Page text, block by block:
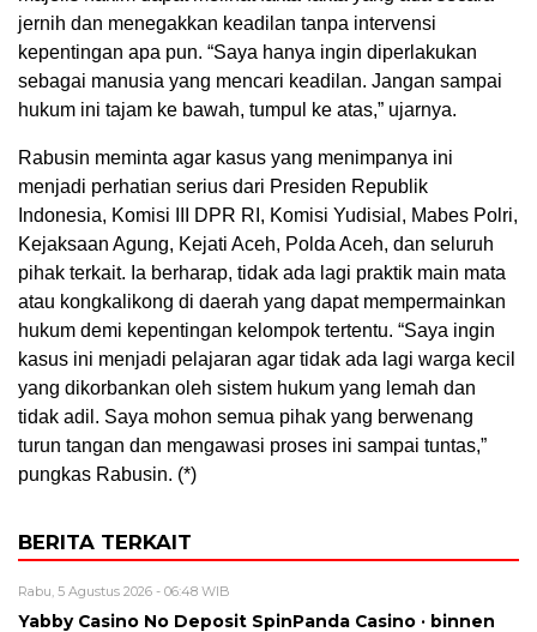
jernih dan menegakkan keadilan tanpa intervensi
kepentingan apa pun. “Saya hanya ingin diperlakukan
sebagai manusia yang mencari keadilan. Jangan sampai
hukum ini tajam ke bawah, tumpul ke atas,” ujarnya.
Rabusin meminta agar kasus yang menimpanya ini
menjadi perhatian serius dari Presiden Republik
Indonesia, Komisi III DPR RI, Komisi Yudisial, Mabes Polri,
Kejaksaan Agung, Kejati Aceh, Polda Aceh, dan seluruh
pihak terkait. Ia berharap, tidak ada lagi praktik main mata
atau kongkalikong di daerah yang dapat mempermainkan
hukum demi kepentingan kelompok tertentu. “Saya ingin
kasus ini menjadi pelajaran agar tidak ada lagi warga kecil
yang dikorbankan oleh sistem hukum yang lemah dan
tidak adil. Saya mohon semua pihak yang berwenang
turun tangan dan mengawasi proses ini sampai tuntas,”
pungkas Rabusin. (*)
BERITA TERKAIT
Rabu, 5 Agustus 2026 - 06:48 WIB
Yabby Casino No Deposit SpinPanda Casino · binnen